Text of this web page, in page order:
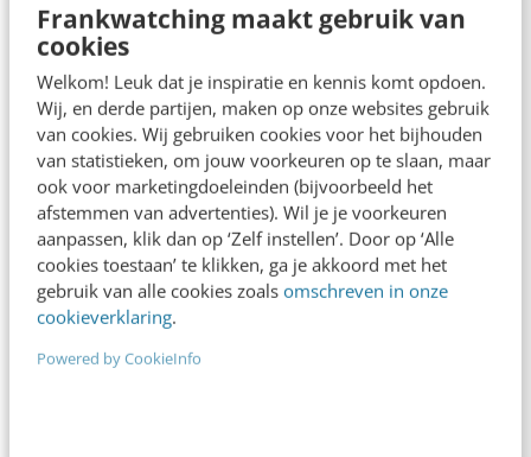
Frankwatching maakt gebruik van
cookies
Welkom! Leuk dat je inspiratie en kennis komt opdoen.
Wij, en derde partijen, maken op onze websites gebruik
van cookies. Wij gebruiken cookies voor het bijhouden
van statistieken, om jouw voorkeuren op te slaan, maar
ook voor marketingdoeleinden (bijvoorbeeld het
afstemmen van advertenties). Wil je je voorkeuren
aanpassen, klik dan op ‘Zelf instellen’. Door op ‘Alle
cookies toestaan’ te klikken, ga je akkoord met het
gebruik van alle cookies zoals omschreven in onze
cookieverklaring.
Powered by CookieInfo
MARKETING
Zo voer je succesvolle verkoopgesprekken:
6 tips om je mindset te veranderen
Sommige ondernemers kampen met het gevoel of